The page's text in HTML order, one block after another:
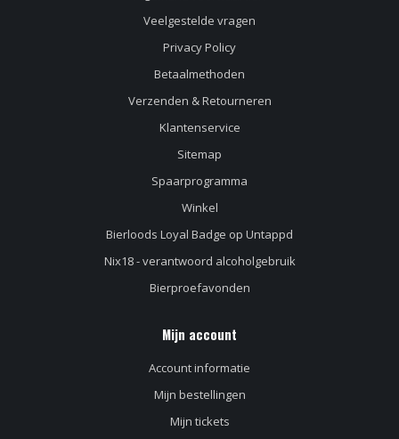
Veelgestelde vragen
Privacy Policy
Betaalmethoden
Verzenden & Retourneren
Klantenservice
Sitemap
Spaarprogramma
Winkel
Bierloods Loyal Badge op Untappd
Nix18 - verantwoord alcoholgebruik
Bierproefavonden
Mijn account
Account informatie
Mijn bestellingen
Mijn tickets